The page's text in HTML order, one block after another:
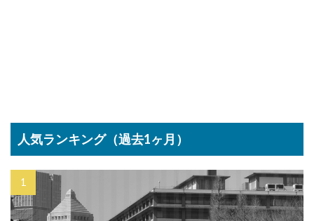
人気ランキング（過去1ヶ月）